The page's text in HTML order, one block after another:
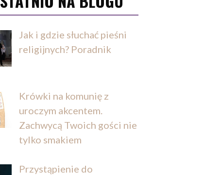
Jak i gdzie słuchać pieśni
religijnych? Poradnik
Krówki na komunię z
uroczym akcentem.
Zachwycą Twoich gości nie
tylko smakiem
Przystąpienie do